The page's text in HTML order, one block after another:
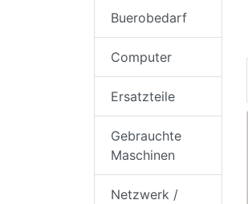
Buerobedarf
Computer
Ersatzteile
Gebrauchte
Maschinen
Netzwerk /